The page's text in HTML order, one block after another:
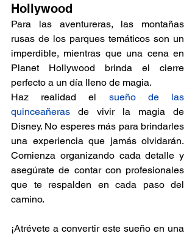
Hollywood
Para las aventureras, las montañas
rusas de los parques temáticos son un
imperdible, mientras que una cena en
Planet Hollywood brinda el cierre
perfecto a un día lleno de magia.
Haz realidad el sueño de las
quinceañeras
de vivir la magia de
Disney. No esperes más para brindarles
una experiencia que jamás olvidarán.
Comienza organizando cada detalle y
asegúrate de contar con profesionales
que te respalden en cada paso del
camino.
¡Atrévete a convertir este sueño en una